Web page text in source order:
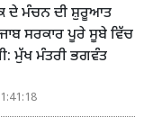
ਦੇ ਮੰਚਨ ਦੀ ਸ਼ੁਰੂਆਤ
ਸਰਕਾਰ ਪੂਰੇ ਸੂਬੇ ਵਿੱਚ
ਮੁੱਖ ਮੰਤਰੀ ਭਗਵੰਤ